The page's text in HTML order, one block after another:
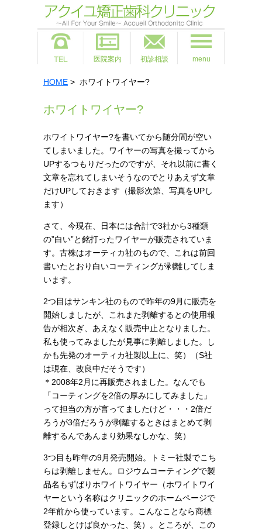
医院案内 初診相談 menu
HOME > ホワイトワイヤー?
ホワイトワイヤー?
ホワイトワイヤー?を書いてから随分間が空い
てしまいました。ワイヤーの写真を撮ってから
UPするつもりだったのですが、それ以前に書く
文章を忘れてしまいそうなのでとりあえず文章
だけUPしておきます（撮影次第、写真をUPし
ます）
さて、今現在、日本には合計で3社から3種類
の”白い”と銘打ったワイヤーが販売されていま
す。古株はオーティカ社のもので、これは前回
書いたとおり白いコーティングが剥離してしま
います。
2つ目はサンキン社のもので昨年の9月に販売を
開始しましたが、これまた剥離するとの使用報
告が相次ぎ、あえなく販売中止となりました。
私も使ってみましたが見事に剥離しました。し
かも先発のオーティカ社製以上に、笑）（S社
は現在、改良中だそうです）
＊2008年2月に再販売されました。なんでも
「コーティングを2倍の厚みにしてみました」
って担当の方が言ってましたけど・・・2倍だ
ろうが3倍だろうが剥離するときはまとめて剥
離するんであんまり効果なしかな、笑）
3つ目も昨年の9月発売開始。トミー社製でこち
らは剥離しません。ロジウムコーティングで製
品名もずばりホワイトワイヤー（ホワイトワイ
ヤーという名称はクリニックのホームページで
2年前から使っています。こんなことなら商標
登録しとけば良かった、笑）。ところが、この